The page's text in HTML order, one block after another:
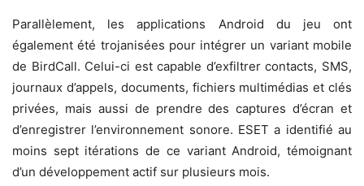
Parallèlement, les applications Android du jeu ont
également été trojanisées pour intégrer un variant mobile
de BirdCall. Celui-ci est capable d’exfiltrer contacts, SMS,
journaux d’appels, documents, fichiers multimédias et clés
privées, mais aussi de prendre des captures d’écran et
d’enregistrer l’environnement sonore. ESET a identifié au
moins sept itérations de ce variant Android, témoignant
d’un développement actif sur plusieurs mois.